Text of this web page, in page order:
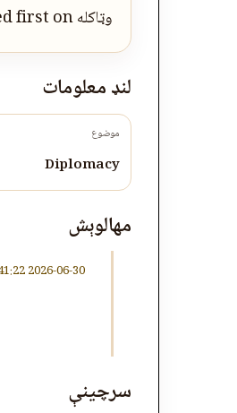
وټاکله appeared first on آمو ټلویزیون.
لنډ معلومات
موضوع
Diplomacy
مهالوېش
2026-06-30 03:41:22
سرچینې